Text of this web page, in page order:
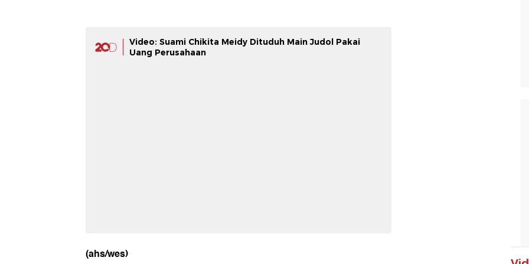
Video: Suami Chikita Meidy Dituduh Main Judol Pakai
Uang Perusahaan
(ahs/wes)